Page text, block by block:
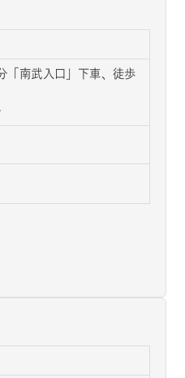
「南武入口」下車、徒歩